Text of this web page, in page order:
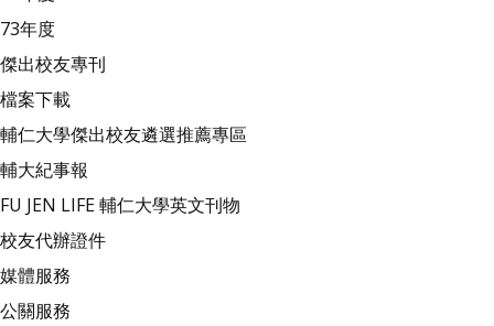
73年度
傑出校友專刊
檔案下載
輔仁大學傑出校友遴選推薦專區
輔大紀事報
FU JEN LIFE 輔仁大學英文刊物
校友代辦證件
媒體服務
公關服務